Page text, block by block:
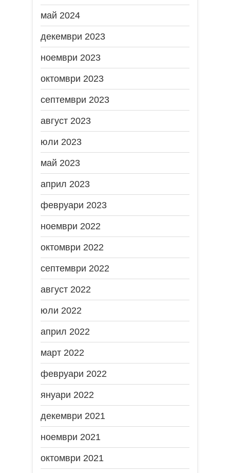
май 2024
декември 2023
ноември 2023
октомври 2023
септември 2023
август 2023
юли 2023
май 2023
април 2023
февруари 2023
ноември 2022
октомври 2022
септември 2022
август 2022
юли 2022
април 2022
март 2022
февруари 2022
януари 2022
декември 2021
ноември 2021
октомври 2021